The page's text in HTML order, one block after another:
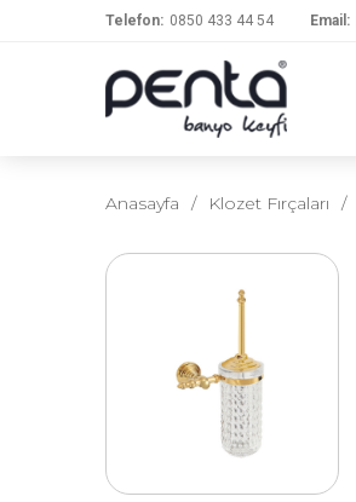
Telefon: 0850 433 44 54 Email:
Anasayfa / Klozet Fırçaları /